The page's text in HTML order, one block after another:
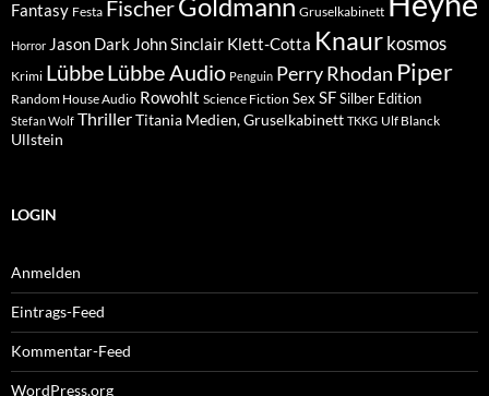
Fantasy Festa Fischer Gruselkabinett
Horror Jason Dark John Sinclair Klett-Cotta Knaur kosmos
Krimi LübbeLübbe Audio Penguin Perry Rhodan Piper
Random House Audio Rowohlt Science Fiction Sex SFSilber Edition
Stefan Wolf ThrillerTitania Medien, Gruselkabinett TKKG Ulf Blanck
Ullstein
LOGIN
Anmelden
Eintrags-Feed
Kommentar-Feed
WordPress.org